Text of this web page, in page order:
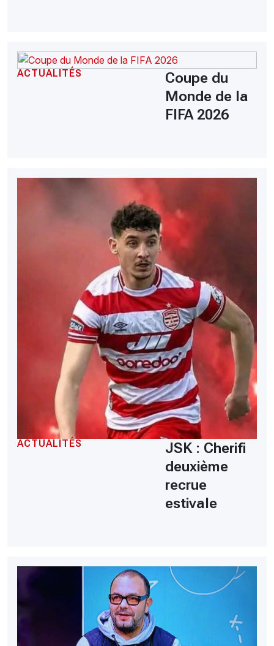
ACTUALITÉS
Coupe du
Monde de la
FIFA 2026
ACTUALITÉS
JSK : Cherifi
deuxième
recrue
estivale